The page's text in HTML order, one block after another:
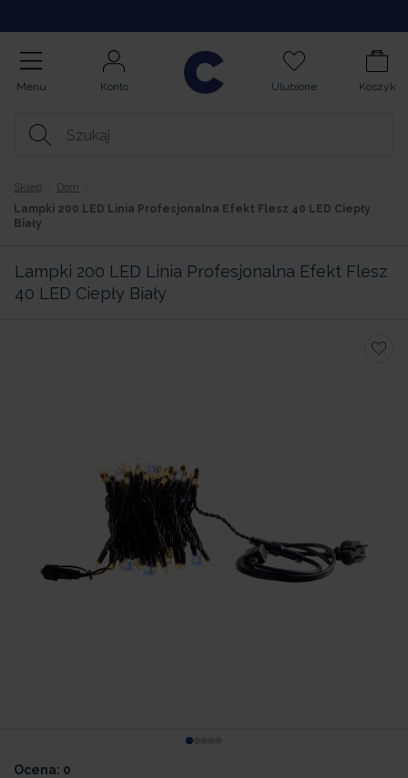
Menu Konto Ulubione Koszyk
Sklep
Dom
Lampki 200 LED Linia Profesjonalna Efekt Flesz 40 LED Ciepły
Biały
Lampki 200 LED Linia Profesjonalna Efekt Flesz
40 LED Ciepły Biały
Ocena: 0